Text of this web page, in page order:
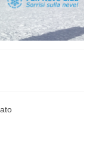
31 Gennaio